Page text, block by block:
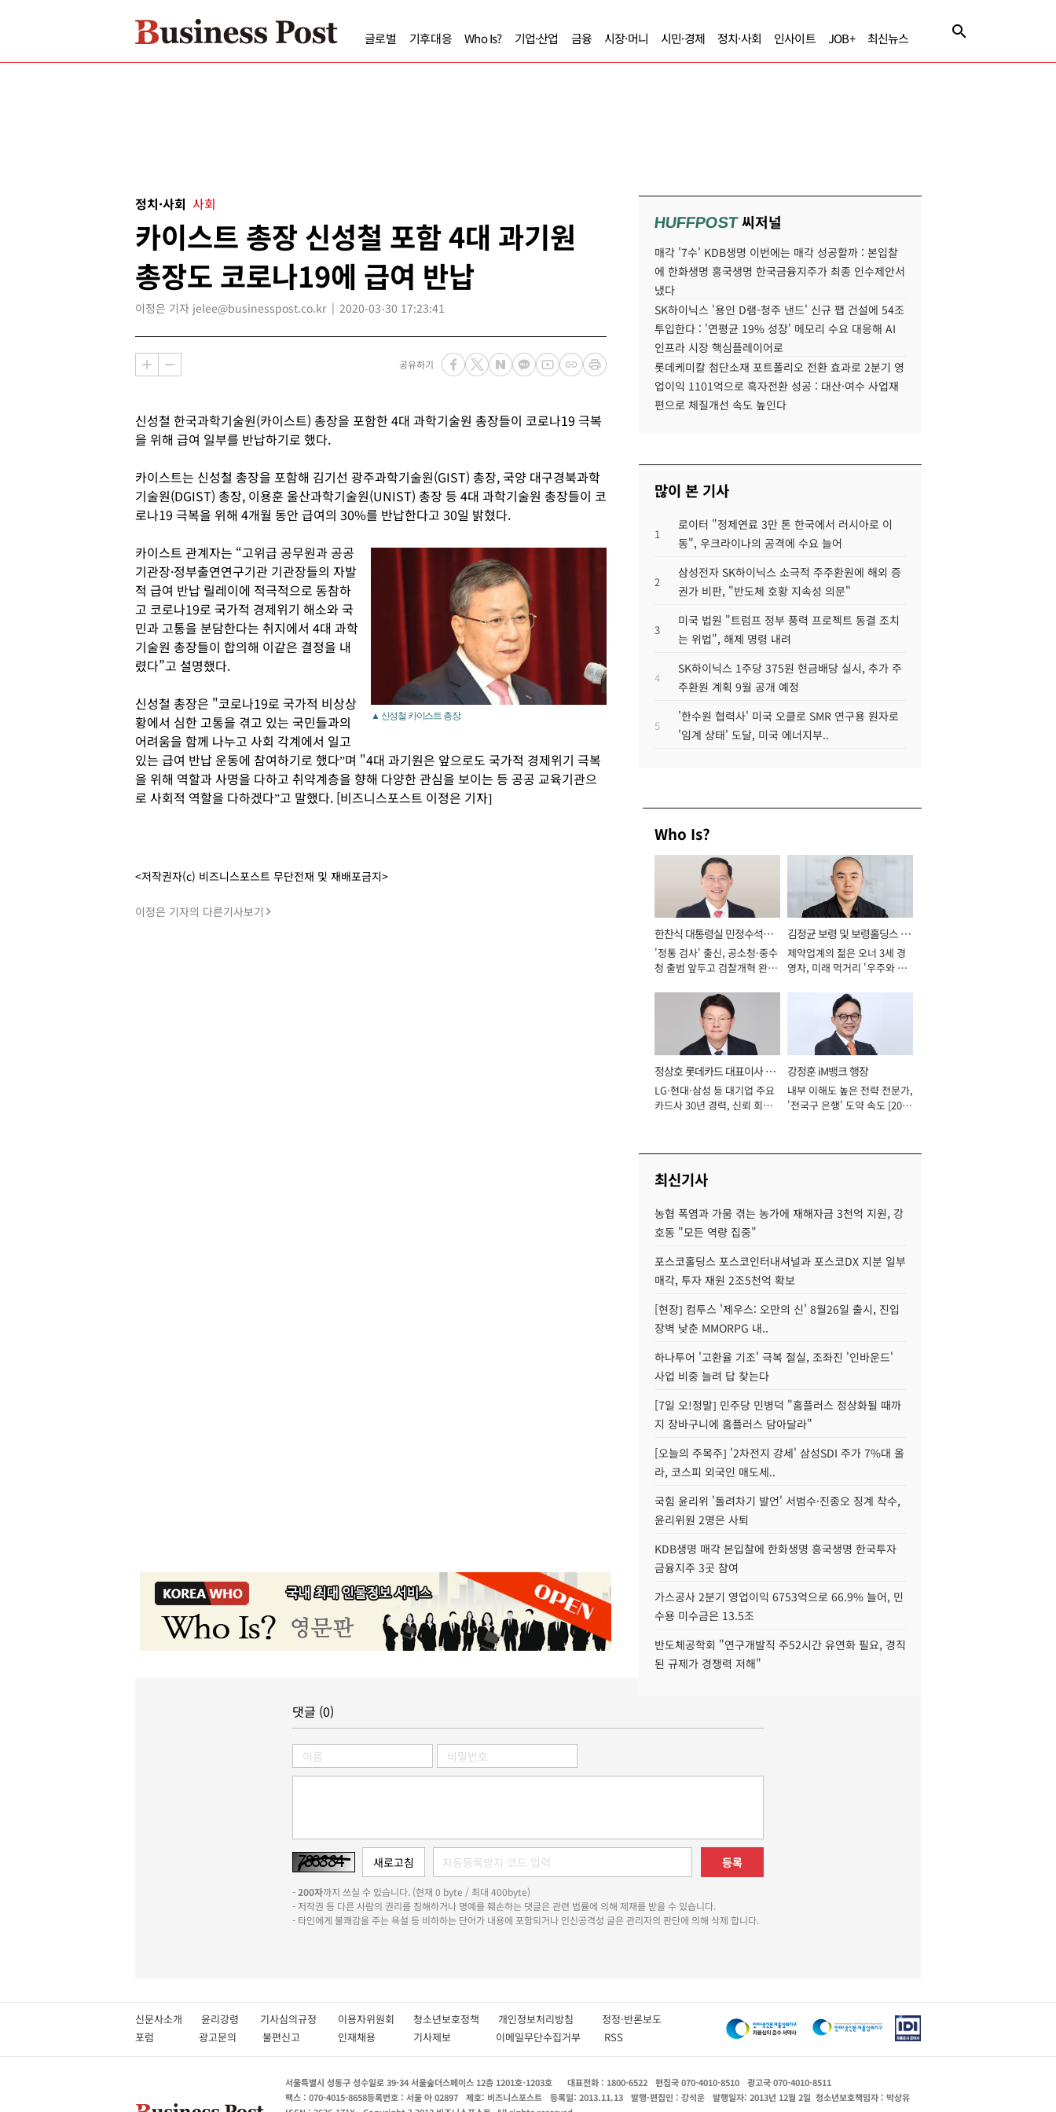
글로벌 기후대응 Who Is? 기업·산업 금융 시장·머니 시민·경제 정치·사회 인사이트 JOB+ 최신뉴스
정치·사회 사회
카이스트 총장 신성철 포함 4대 과기원
총장도 코로나19에 급여 반납
이정은 기자 jelee@businesspost.co.kr 2020-03-30 17:23:41
공유하기
신성철 한국과학기술원(카이스트) 총장을 포함한 4대 과학기술원 총장들이 코로나19 극복
을 위해 급여 일부를 반납하기로 했다.
카이스트는 신성철 총장을 포함해 김기선 광주과학기술원(GIST) 총장, 국양 대구경북과학
기술원(DGIST) 총장, 이용훈 울산과학기술원(UNIST) 총장 등 4대 과학기술원 총장들이 코
로나19 극복을 위해 4개월 동안 급여의 30%를 반납한다고 30일 밝혔다.
▲ 신성철 카이스트 총장.
카이스트 관계자는 “고위급 공무원과 공공
기관장·정부출연연구기관 기관장들의 자발
적 급여 반납 릴레이에 적극적으로 동참하
고 코로나19로 국가적 경제위기 해소와 국
민과 고통을 분담한다는 취지에서 4대 과학
기술원 총장들이 합의해 이같은 결정을 내
렸다”고 설명했다.
신성철 총장은 "코로나19로 국가적 비상상
황에서 심한 고통을 겪고 있는 국민들과의
어려움을 함께 나누고 사회 각계에서 일고
있는 급여 반납 운동에 참여하기로 했다ˮ며 "4대 과기원은 앞으로도 국가적 경제위기 극복
을 위해 역할과 사명을 다하고 취약계층을 향해 다양한 관심을 보이는 등 공공 교육기관으
로 사회적 역할을 다하겠다ˮ고 말했다. [비즈니스포스트 이정은 기자]
<저작권자(c) 비즈니스포스트 무단전재 및 재배포금지>
이정은 기자의 다른기사보기
HUFFPOST씨저널
매각 '7수' KDB생명 이번에는 매각 성공할까 : 본입찰
에 한화생명 흥국생명 한국금융지주가 최종 인수제안서
냈다
SK하이닉스 '용인 D램-청주 낸드' 신규 팹 건설에 54조
투입한다 : '연평균 19% 성장' 메모리 수요 대응해 AI
인프라 시장 핵심플레이어로
롯데케미칼 첨단소재 포트폴리오 전환 효과로 2분기 영
업이익 1101억으로 흑자전환 성공 : 대산·여수 사업재
편으로 체질개선 속도 높인다
많이 본 기사
1
로이터 "정제연료 3만 톤 한국에서 러시아로 이
동", 우크라이나의 공격에 수요 늘어
2
삼성전자 SK하이닉스 소극적 주주환원에 해외 증
권가 비판, "반도체 호황 지속성 의문"
3
미국 법원 "트럼프 정부 풍력 프로젝트 동결 조치
는 위법", 해제 명령 내려
4
SK하이닉스 1주당 375원 현금배당 실시, 추가 주
주환원 계획 9월 공개 예정
5
'한수원 협력사' 미국 오클로 SMR 연구용 원자로
'임계 상태' 도달, 미국 에너지부..
Who Is?
한찬식 대통령실 민정수석비
서관
'정통 검사' 출신, 공소청·중수
청 출범 앞두고 검찰개혁 완수
김정균 보령 및 보령홀딩스 대
표이사 사장
제약업계의 젊은 오너 3세 경
영자, 미래 먹거리 '우주와 헬
정상호 롯데카드 대표이사 사
장
LG·현대·삼성 등 대기업 주요
카드사 30년 경력, 신뢰 회복
강정훈 iM뱅크 행장
내부 이해도 높은 전략 전문가,
'전국구 은행' 도약 속도 [2026
최신기사
농협 폭염과 가뭄 겪는 농가에 재해자금 3천억 지원, 강
호동 "모든 역량 집중"
포스코홀딩스 포스코인터내셔널과 포스코DX 지분 일부
매각, 투자 재원 2조5천억 확보
[현장] 컴투스 '제우스: 오만의 신' 8월26일 출시, 진입
장벽 낮춘 MMORPG 내..
하나투어 '고환율 기조' 극복 절실, 조좌진 '인바운드'
사업 비중 늘려 답 찾는다
[7일 오!정말] 민주당 민병덕 "홈플러스 정상화될 때까
지 장바구니에 홈플러스 담아달라"
[오늘의 주목주] '2차전지 강세' 삼성SDI 주가 7%대 올
라, 코스피 외국인 매도세..
국힘 윤리위 '돌려차기 발언' 서범수·진종오 징계 착수,
윤리위원 2명은 사퇴
KDB생명 매각 본입찰에 한화생명 흥국생명 한국투자
금융지주 3곳 참여
가스공사 2분기 영업이익 6753억으로 66.9% 늘어, 민
수용 미수금은 13.5조
반도체공학회 "연구개발직 주52시간 유연화 필요, 경직
된 규제가 경쟁력 저해"
댓글 (0)
등록
-200자까지 쓰실 수 있습니다. (현재 0 byte / 최대 400byte)
- 저작권 등 다른 사람의 권리를 침해하거나 명예를 훼손하는 댓글은 관련 법률에 의해 제재를 받을 수 있습니다.
- 타인에게 불쾌감을 주는 욕설 등 비하하는 단어가 내용에 포함되거나 인신공격성 글은 관리자의 판단에 의해 삭제 합니다.
신문사소개 윤리강령 기사심의규정 이용자위원회 청소년보호정책 개인정보처리방침 정정·반론보도
포럼
광고문의 불편신고 인재채용 기사제보 이메일무단수집거부 RSS
서울특별시 성동구 성수일로 39-34 서울숲더스페이스 12층 1201호-1203호 대표전화 : 1800-6522 편집국 070-4010-8510
광고국 070-4010-8511
팩스 : 070-4015-8658등록번호 : 서울 아 02897 제호: 비즈니스포스트 등록일: 2013.11.13 발행·편집인 : 강석운 발행일자: 2013년 12월 2일 청소년보호책임자 : 박상유